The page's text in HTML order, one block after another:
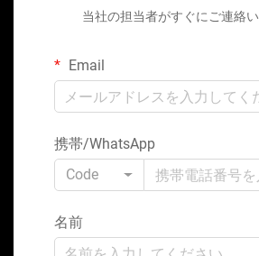
当社の担当者がすぐにご連絡い
Email
携帯/WhatsApp
Code
名前